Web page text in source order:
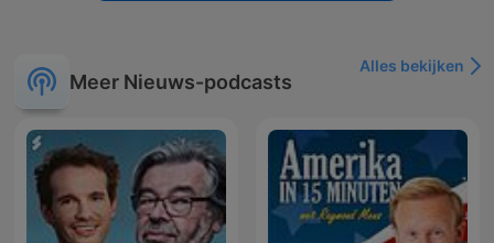
Meer Nieuws-podcasts
Alles bekijken